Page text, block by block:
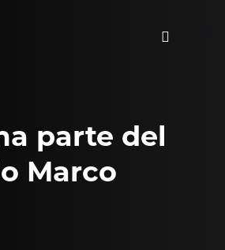
parte del
Marco